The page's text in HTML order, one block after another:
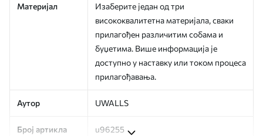
Материјал
Изаберите један од три
висококвалитетна материјала, сваки
прилагођен различитим собама и
буџетима. Више информација је
доступно у наставку или током процеса
прилагођавања.
Аутор UWALLS
Број артикла u96255